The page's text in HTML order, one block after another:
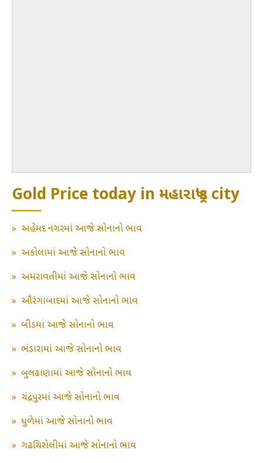
Gold Price today in મહારાષ્ટ્ર's city
» અહેમદ નગરમાં આજે સોનાનો ભાવ
» અકોલામાં આજે સોનાનો ભાવ
» અમરાવતીમાં આજે સોનાનો ભાવ
» ઔરંગાબાદમાં આજે સોનાનો ભાવ
» બીડમાં આજે સોનાનો ભાવ
» ભંડારામાં આજે સોનાનો ભાવ
» બુલઢાણામાં આજે સોનાનો ભાવ
» ચંદ્રપુરમાં આજે સોનાનો ભાવ
» ધુળેમાં આજે સોનાનો ભાવ
» ગઢચિરોલીમાં આજે સોનાનો ભાવ